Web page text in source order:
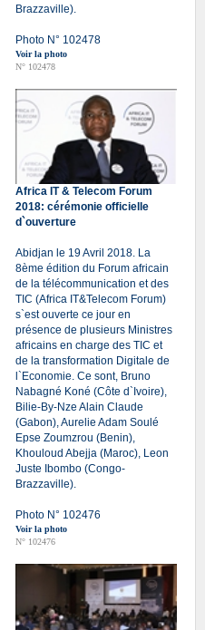
Brazzaville).
Photo N° 102478
Voir la photo
N° 102478
Africa IT & Telecom Forum
2018: cérémonie officielle
d`ouverture
Abidjan le 19 Avril 2018. La
8ème édition du Forum africain
de la télécommunication et des
TIC (Africa IT&Telecom Forum)
s`est ouverte ce jour en
présence de plusieurs Ministres
africains en charge des TIC et
de la transformation Digitale de
l`Economie. Ce sont, Bruno
Nabagné Koné (Côte d`Ivoire),
Bilie-By-Nze Alain Claude
(Gabon), Aurelie Adam Soulé
Epse Zoumzrou (Benin),
Khouloud Abejja (Maroc), Leon
Juste Ibombo (Congo-
Brazzaville).
Photo N° 102476
Voir la photo
N° 102476